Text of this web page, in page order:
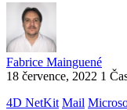
Fabrice Mainguené
18 července, 2022 1
4D NetKit Mail